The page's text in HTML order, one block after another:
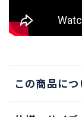
この商品につ